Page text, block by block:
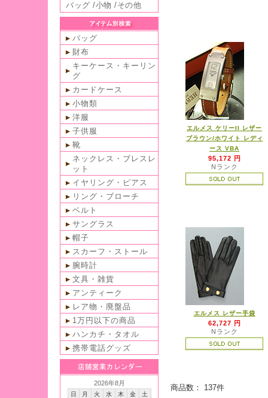
バッグ /小物 /その他
バッグ
財布
キーケース・キーリン
グ
カードケース
小物類
洋服
子供服
靴
ネックレス・ブレスレ
ット
イヤリング・ピアス
リング・ブローチ
ベルト
サングラス
帽子
スカーフ・ストール
腕時計
文具・雑貨
アンティーク
レア物・廃盤品
1万円以下の商品
ハンカチ・タオル
携帯電話グッズ
2026年8月
日 月 火 水 木 金
土
エルメス ケリーII レザー
ブラウン/ホワイト レディ
ース VBA
95,172 円
Nランク
エルメス レザー手袋
62,727 円
Nランク
商品数： 137件